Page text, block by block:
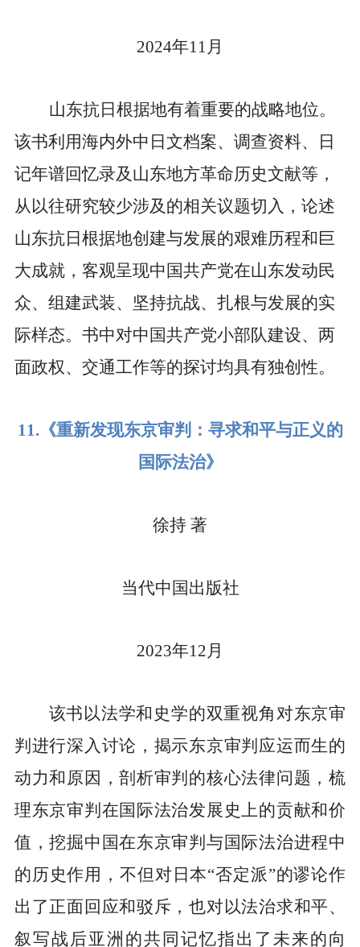
2024年11月
山东抗日根据地有着重要的战略地位。
该书利用海内外中日文档案、调查资料、日
记年谱回忆录及山东地方革命历史文献等，
从以往研究较少涉及的相关议题切入，论述
山东抗日根据地创建与发展的艰难历程和巨
大成就，客观呈现中国共产党在山东发动民
众、组建武装、坚持抗战、扎根与发展的实
际样态。书中对中国共产党小部队建设、两
面政权、交通工作等的探讨均具有独创性。
11.《重新发现东京审判：寻求和平与正义的
国际法治》
徐持 著
当代中国出版社
2023年12月
该书以法学和史学的双重视角对东京审
判进行深入讨论，揭示东京审判应运而生的
动力和原因，剖析审判的核心法律问题，梳
理东京审判在国际法治发展史上的贡献和价
值，挖掘中国在东京审判与国际法治进程中
的历史作用，不但对日本“否定派”的谬论作
出了正面回应和驳斥，也对以法治求和平、
叙写战后亚洲的共同记忆指出了未来的向